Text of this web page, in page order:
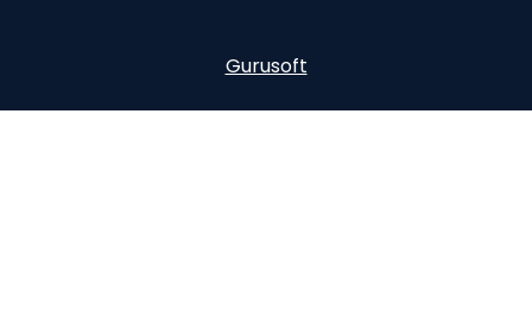
Gurusoft